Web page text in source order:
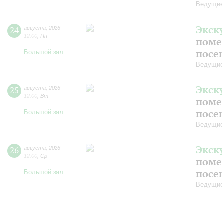
24 августа
2026
12:00 Пн
Большой зал
25 августа
2026
12:00 Вт
Большой зал
26 августа
2026
12:00 Ср
Большой зал